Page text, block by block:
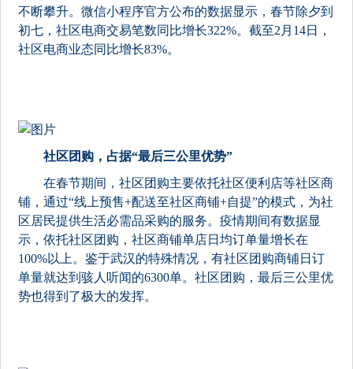
不断攀升。微信小程序官方公布的数据显示，春节除夕到
初七，社区电商交易笔数同比增长322%。截至2月14日，
社区电商业态同比增长83%。
社区团购，占据“最后三公里优势”
在春节期间，社区团购主要依托社区便利店等社区商
铺，通过“线上预售+配送至社区商铺+自提”的模式，为社
区居民提供生活必需品采购的服务。疫情期间有数据显
示，依托社区团购，社区商铺单店日均订单量增长在
100%以上。鉴于武汉的特殊情况，有社区团购商铺日订
单量就达到骇人听闻的6300单。社区团购，最后三公里优
势也得到了极大的发挥。